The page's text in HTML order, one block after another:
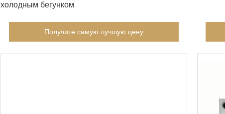
холодным бегунком
Получите самую лучшую цену